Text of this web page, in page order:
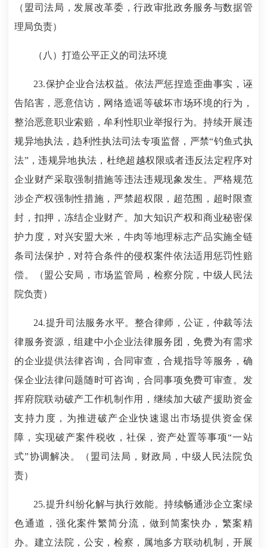
（盟司法局，发展改革委，行政审批政务服务与数据管
理局负责）
（八）打造公平正义的司法环境
23.保护企业合法权益。依法严惩捏造歪曲事实，诬
告陷害，恶意信访，网络造谣等破坏市场环境的行为，
整治恶意职业索赔，牟利性职业举报行为。持续开展违
规异地执法，趋利性执法司法专项监督，严禁“钓鱼式执
法”，违规异地执法，杜绝超越权限或者违反法定程序对
企业财产采取强制措施等违法违规现象发生。严格规范
涉企产权强制性措施，严禁超权限，超范围，超时限查
封，扣押，冻结企业财产。加大知识产权和商业秘密保
护力度，对兴安盟大米，牛肉等地理标志产品实施全链
条司法保护，对符合条件的侵权案件依法适用惩罚性赔
偿。（盟公安局，市场监管局，检察分院，中级人民法
院负责）
24.提升司法服务水平。整合律师，公证，仲裁等法
律服务资源，组建中小企业法律服务团，免费为有需求
的企业提供法律咨询，合同审查，合规指导等服务，确
保企业法律问题随时可咨询，合同事项免费可审查。发
挥府院联动破产工作机制作用，继续加大破产援助资金
支持力度，为推进破产企业快速退出市场提供资金保
障，实现破产案件税收，社保，资产处置等事项“一站
式”协调解决。（盟司法局，财政局，中级人民法院负
责）
25.提升纠纷化解与执行效能。持续畅通涉企立案绿
色通道，强化案件繁简分流，做到简案快办，繁案精
办。建立法院，公安，检察，属地多方联动机制，开展